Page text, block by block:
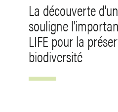
La découverte
souligne
LIFE pour la
biodiversité